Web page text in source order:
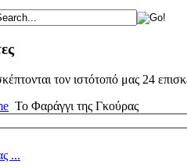
τον ιστότοπό μας 24
Το Φαράγγι της Γκούρας
...